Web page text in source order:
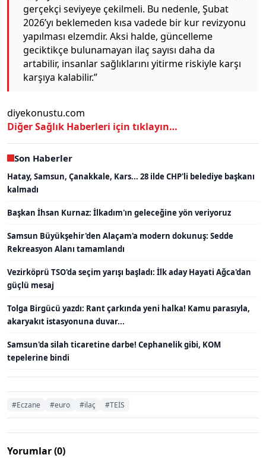
gerçekçi seviyeye çekilmeli. Bu nedenle, Şubat
2026’yı beklemeden kısa vadede bir kur revizyonu
yapılması elzemdir. Aksi halde, güncelleme
geciktikçe bulunamayan ilaç sayısı daha da
artabilir, insanlar sağlıklarını yitirme riskiyle karşı
karşıya kalabilir.”
diyekonustu.com
Diğer Sağlık Haberleri için tıklayın…
Son Haberler
Hatay, Samsun, Çanakkale, Kars... 28 ilde CHP'li belediye başkanı
kalmadı
Başkan İhsan Kurnaz: İlkadım'ın geleceğine yön veriyoruz
Samsun Büyükşehir'den Alaçam'a modern dokunuş: Sedde
Rekreasyon Alanı tamamlandı
Vezirköprü TSO'da seçim yarışı başladı: İlk aday Hayati Ağca'dan
güçlü mesaj
Tolga Birgücü yazdı: Rant çarkında yeni halka! Kamu parasıyla,
akaryakıt istasyonuna duvar...
Samsun'da silah ticaretine darbe! Cephanelik gibi, KOM
tepelerine bindi
#Eczane #euro #ilaç #TEİS
Yorumlar (0)